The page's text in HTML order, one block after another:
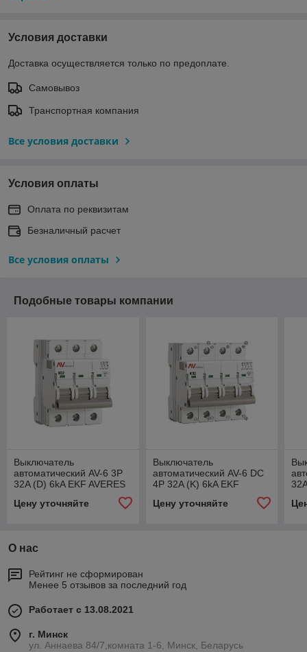
Условия доставки
Доставка осуществляется только по предоплате.
Самовывоз
Транспортная компания
Все условия доставки
Условия оплаты
Оплата по реквизитам
Безналичный расчет
Все условия оплаты
Подобные товары компании
Выключатель
автоматический AV-6 3P
32A (D) 6kA EKF AVERES
Цену уточняйте
Выключатель
автоматический AV-6 DC
4P 32A (K) 6kA EKF
Цену уточняйте
О нас
Рейтинг не сформирован
Менее 5 отзывов за последний год
Работает с 13.08.2021
г. Минск
ул. Аннаева 84/7,комната 1-6, Минск, Беларусь